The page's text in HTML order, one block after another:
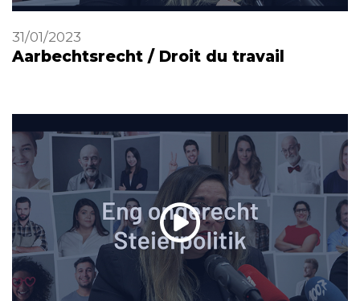
31/01/2023
Aarbechtsrecht / Droit du travail